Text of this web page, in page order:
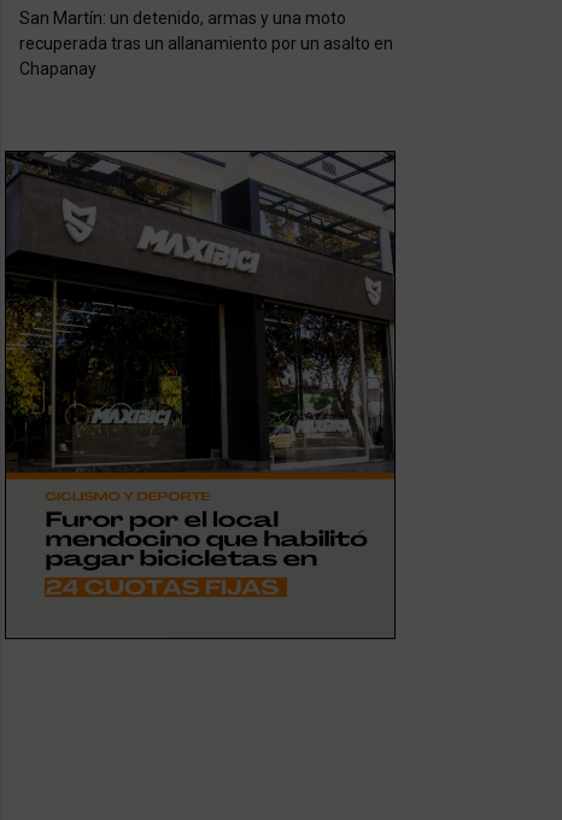
San Martín: un detenido, armas y una moto
recuperada tras un allanamiento por un asalto en
Chapanay